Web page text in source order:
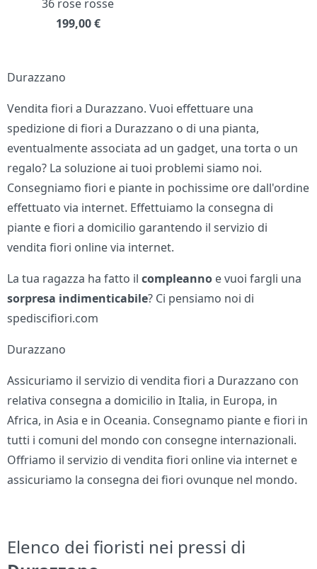
36 rose rosse
199,00 €
Durazzano
Vendita fiori a Durazzano. Vuoi effettuare una
spedizione di fiori a Durazzano o di una pianta,
eventualmente associata ad un gadget, una torta o un
regalo? La soluzione ai tuoi problemi siamo noi.
Consegniamo fiori e piante in pochissime ore dall'ordine
effettuato via internet. Effettuiamo la consegna di
piante e fiori a domicilio garantendo il servizio di
vendita fiori online via internet.
La tua ragazza ha fatto ilcompleanno e vuoi fargli una
sorpresa indimenticabile? Ci pensiamo noi di
spediscifiori.com
Durazzano
Assicuriamo il servizio di vendita fiori a Durazzano con
relativa consegna a domicilio in Italia, in Europa, in
Africa, in Asia e in Oceania. Consegnamo piante e fiori in
tutti i comuni del mondo con consegne internazionali.
Offriamo il servizio di vendita fiori online via internet e
assicuriamo la consegna dei fiori ovunque nel mondo.
Elenco dei fioristi nei pressi di